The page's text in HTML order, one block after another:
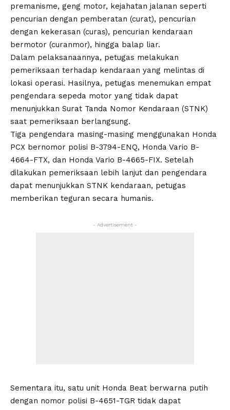
premanisme, geng motor, kejahatan jalanan seperti
pencurian dengan pemberatan (curat), pencurian
dengan kekerasan (curas), pencurian kendaraan
bermotor (curanmor), hingga balap liar.
Dalam pelaksanaannya, petugas melakukan
pemeriksaan terhadap kendaraan yang melintas di
lokasi operasi. Hasilnya, petugas menemukan empat
pengendara sepeda motor yang tidak dapat
menunjukkan Surat Tanda Nomor Kendaraan (STNK)
saat pemeriksaan berlangsung.
Tiga pengendara masing-masing menggunakan Honda
PCX bernomor polisi B-3794-ENQ, Honda Vario B-
4664-FTX, dan Honda Vario B-4665-FIX. Setelah
dilakukan pemeriksaan lebih lanjut dan pengendara
dapat menunjukkan STNK kendaraan, petugas
memberikan teguran secara humanis.
- Advertisement -
Sementara itu, satu unit Honda Beat berwarna putih
dengan nomor polisi B-4651-TGR tidak dapat